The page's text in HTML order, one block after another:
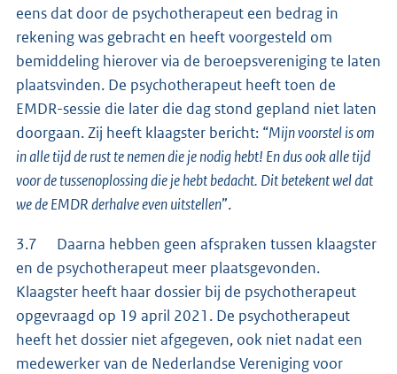
eens dat door de psychotherapeut een bedrag in
rekening was gebracht en heeft voorgesteld om
bemiddeling hierover via de beroepsvereniging te laten
plaatsvinden. De psychotherapeut heeft toen de
EMDR-sessie die later die dag stond gepland niet laten
doorgaan. Zij heeft klaagster bericht: “Mijn voorstel is om
in alle tijd de rust te nemen die je nodig hebt! En dus ook alle tijd
voor de tussenoplossing die je hebt bedacht. Dit betekent wel dat
we de EMDR derhalve even uitstellen”.
3.7 Daarna hebben geen afspraken tussen klaagster
en de psychotherapeut meer plaatsgevonden.
Klaagster heeft haar dossier bij de psychotherapeut
opgevraagd op 19 april 2021. De psychotherapeut
heeft het dossier niet afgegeven, ook niet nadat een
medewerker van de Nederlandse Vereniging voor